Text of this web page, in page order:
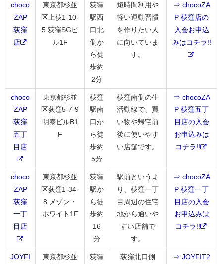
choco
ZAP
荻窪
店
東京都杉並
区上荻1-10-
5 荻窪SGビ
ル1F
荻窪
駅西
口北
側か
ら徒
歩約
2分
短時間利用や
軽い運動習慣
を作りたい人
に向いていま
す。
⇒ chocoZA
P 荻窪店の
入会お申込
みはコチラ!!
choco
ZAP
荻窪
五丁
目店
東京都杉並
区荻窪5-7-9
明泰ビルB1
F
荻窪
駅南
口か
ら徒
歩約
5分
荻窪南側の生
活動線で、買
い物や帰宅前
後に使いやす
い店舗です。
⇒ chocoZA
P 荻窪五丁
目店の入会
お申込みは
コチラ!!
choco
ZAP
荻窪
一丁
目店
東京都杉並
区荻窪1-34-
8 メゾン・
ホワイト1F
荻窪
駅か
ら徒
歩約
16
分
駅前というよ
り、荻窪一丁
目周辺の住宅
地から通いや
すい店舗で
す。
⇒ chocoZA
P 荻窪一丁
目店の入会
お申込みは
コチラ!!
JOYFI
東京都杉並
荻窪
荻窪北口側
⇒ JOYFIT2